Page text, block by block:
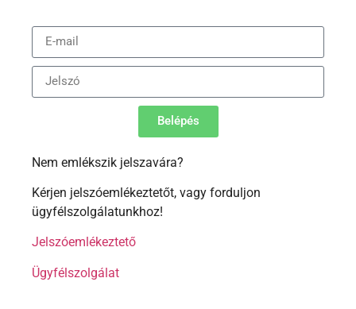
Belépés
Nem emlékszik jelszavára?
Kérjen jelszóemlékeztetőt, vagy forduljon
ügyfélszolgálatunkhoz!
Jelszóemlékeztető
Ügyfélszolgálat